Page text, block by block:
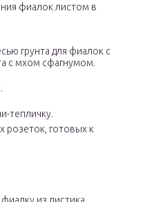
фиалок листом в
грунта для фиалок с
с мхом сфагнумом.
тепличку.
розеток, готовых к